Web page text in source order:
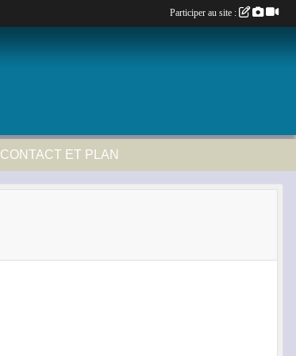
CONTACT ET PLAN
Participer au site :